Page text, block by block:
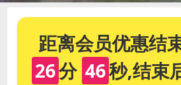
距离会员优惠结
26分 46秒,结束